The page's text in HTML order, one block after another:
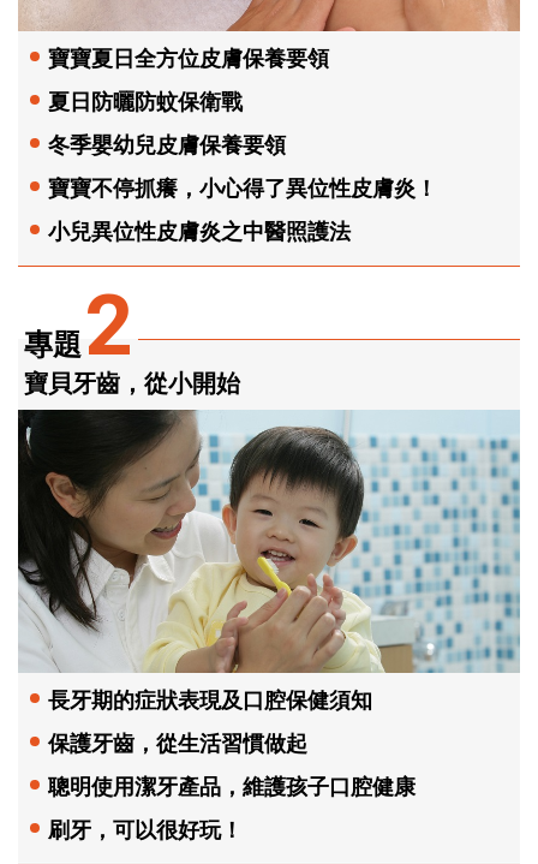
專題2
寶貝牙齒，從小開始
長牙期的症狀表現及口腔保健須知
保護牙齒，從生活習慣做起
聰明使用潔牙產品，維護孩子口腔健康
刷牙，可以很好玩！
寶寶夏日全方位皮膚保養要領
夏日防曬防蚊保衛戰
冬季嬰幼兒皮膚保養要領
寶寶不停抓癢，小心得了異位性皮膚炎！
小兒異位性皮膚炎之中醫照護法